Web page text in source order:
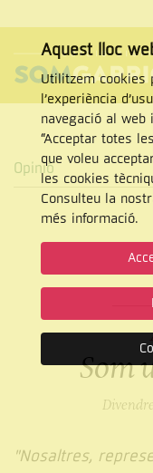
NAVEGACIÓ
Cercar
Opinió
Som
"Nosaltres,
Aquest lloc
Utilitzem cookies
l’experiència
navegació al
“Acceptar totes
que voleu
les cookies
Consulteu la
més informació.